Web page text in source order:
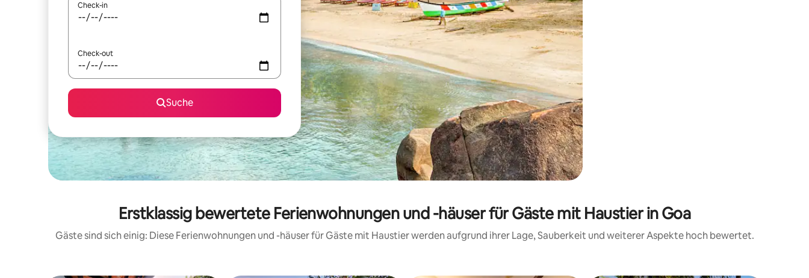
Check-in
Check-out
Suche
Erstklassig bewertete Ferienwohnungen und -häuser für Gäste mit Haustier in Goa
Gäste sind sich einig: Diese Ferienwohnungen und -häuser für Gäste mit Haustier werden aufgrund ihrer Lage, Sauberkeit und weiterer Aspekte hoch bewertet.